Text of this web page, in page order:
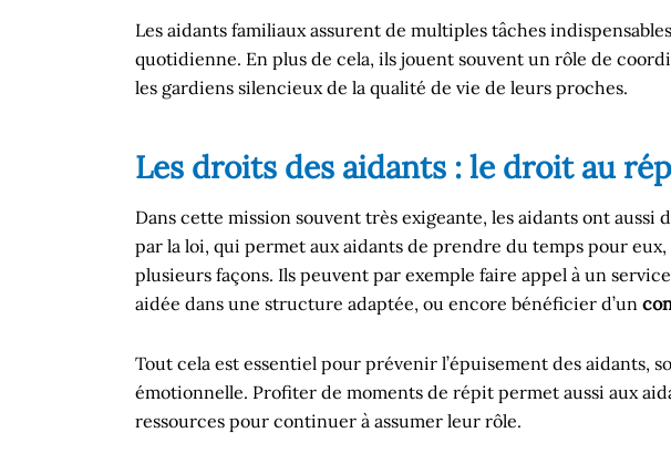
Les aidants familiaux assurent de multiples tâches
quotidienne. En plus de cela, ils jouent souvent un rôle de
les gardiens silencieux de la qualité de vie de leurs proches.
Les droits des aidants : le droit au
Dans cette mission souvent très exigeante, les aidants ont aussi
par la loi, qui permet aux aidants de prendre du temps pour
plusieurs façons. Ils peuvent par exemple faire appel à un
aidée dans une structure adaptée, ou encore bénéficier d’un
Tout cela est essentiel pour prévenir l’épuisement des aidants,
émotionnelle. Profiter de moments de répit permet aussi aux
ressources pour continuer à assumer leur rôle.